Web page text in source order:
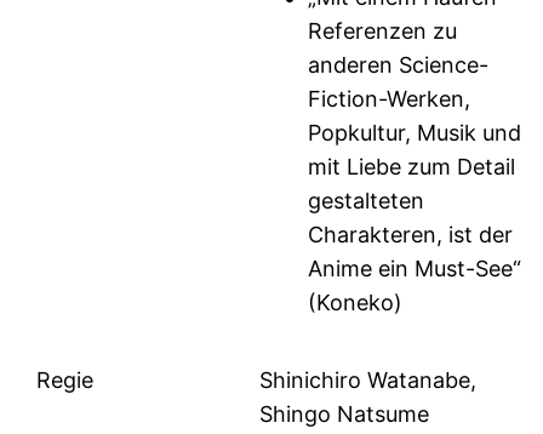
Referenzen zu
anderen Science-
Fiction-Werken,
Popkultur, Musik und
mit Liebe zum Detail
gestalteten
Charakteren, ist der
Anime ein Must-See“
(Koneko)
Regie
Shinichiro Watanabe,
Shingo Natsume